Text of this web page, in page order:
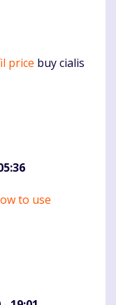
price buy cialis
to use